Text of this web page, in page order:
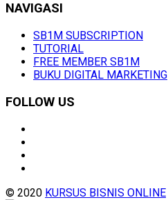
NAVIGASI
SB1M SUBSCRIPTION
TUTORIAL
FREE MEMBER SB1M
BUKU DIGITAL MARKETING
FOLLOW US
© 2020 KURSUS BISNIS ONLINE